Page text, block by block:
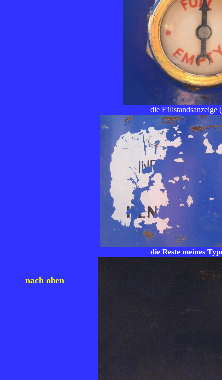
nach oben
die Füllstandsanzeige
die Reste meines